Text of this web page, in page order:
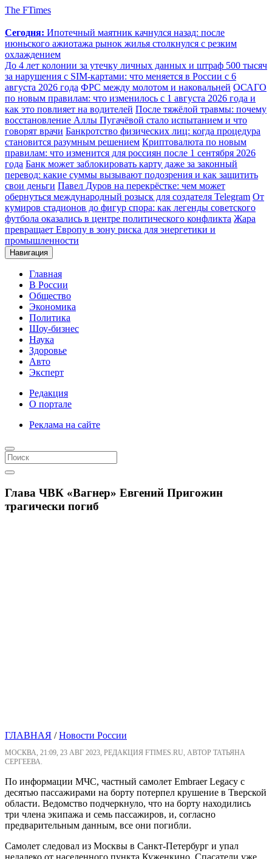
The FTimes
Сегодня: Ипотечный маятник качнулся назад: после
июньского ажиотажа рынок жилья столкнулся с резким
охлаждением
До 4 лет колонии за утечку личных данных и штраф 500 тысяч
за нарушения с SIM-картами: что меняется в России с 6
августа 2026 года ФРС между молотом и наковальней ОСАГО
по новым правилам: что изменилось с 1 августа 2026 года и
как это повлияет на водителей После тяжёлой травмы: почему
восстановление Аллы Пугачёвой стало испытанием и что
говорят врачи Банкротство физических лиц: когда процедура
становится разумным решением Криптовалюта по новым
правилам: что изменится для россиян после 1 сентября 2026
года Банк может заблокировать карту даже за законный
перевод: какие суммы вызывают подозрения и как защитить
свои деньги Павел Дуров на перекрёстке: чем может
обернуться международный розыск для создателя Telegram От
кумиров стадионов до фигур спора: как легенды советского
футбола оказались в центре политического конфликта Жара
превращает Европу в зону риска для энергетики и
промышленности
Навигация
Главная
В России
Общество
Экономика
Политика
Шоу-бизнес
Наука
Здоровье
Авто
Эксперт
Редакция
О портале
Реклама на сайте
Глава ЧВК «Вагнер» Евгений Пригожин
трагически погиб
ГЛАВНАЯ /Новости России
МОСКВА, 21:09, 23 АВГ 2023, РЕДАКЦИЯ FTIMES.RU, АВТОР ТАТЬЯНА
СЕРГЕЕВА.
По информации МЧС, частный самолет Embraer Legacy с
десятью пассажирами на борту потерпел крушение в Тверской
области. Ведомство подчеркнуло, что на борту находились
три члена экипажа и семь пассажиров, и, согласно
предварительным данным, все они погибли.
Самолет следовал из Москвы в Санкт-Петербург и упал